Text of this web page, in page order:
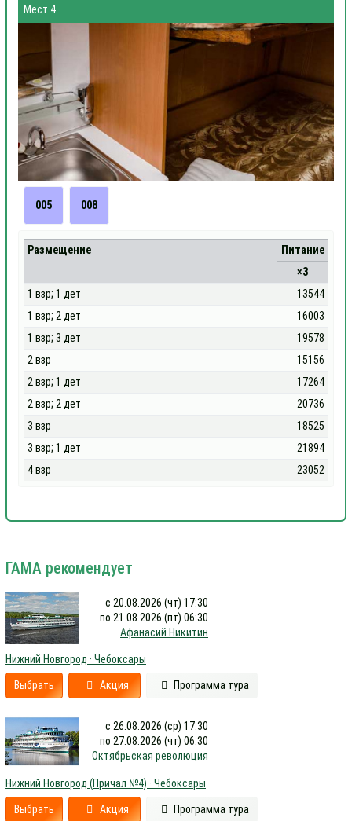
Мест 4
005 008
Размещение
Питание
×3
1 взр; 1 дет
13544
1 взр; 2 дет
16003
1 взр; 3 дет
19578
2 взр
15156
2 взр; 1 дет
17264
2 взр; 2 дет
20736
3 взр
18525
3 взр; 1 дет
21894
4 взр
23052
ГАМА рекомендует
с 20.08.2026 (чт) 17:30
по 21.08.2026 (пт) 06:30
Афанасий Никитин
Нижний Новгород · Чебоксары
Выбрать Акция Программа тура
с 26.08.2026 (ср) 17:30
по 27.08.2026 (чт) 06:30
Октябрьская революция
Нижний Новгород (Причал №4) · Чебоксары
Выбрать Акция Программа тура